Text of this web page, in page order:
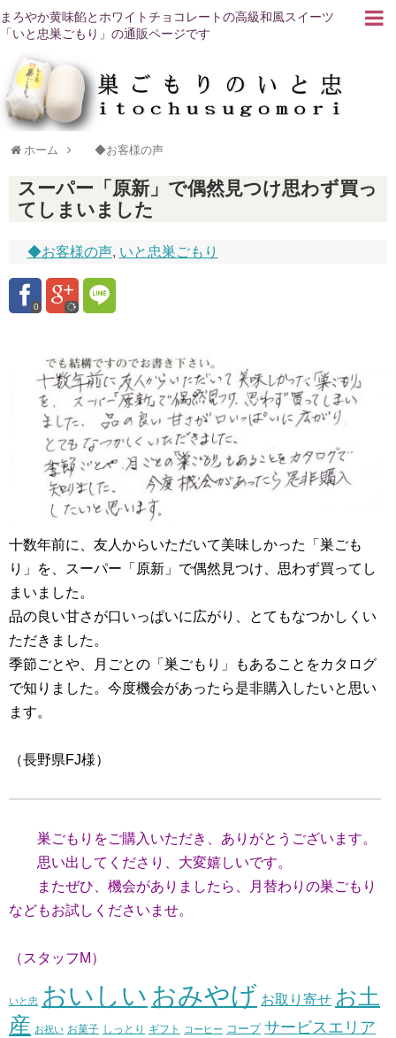
まろやか黄味餡とホワイトチョコレートの高級和風スイーツ
「いと忠巣ごもり」の通販ページです
ホーム ◆お客様の声
スーパー「原新」で偶然見つけ思わず買っ
てしまいました
◆お客様の声, いと忠巣ごもり
0
十数年前に、友人からいただいて美味しかった「巣ごも
り」を、スーパー「原新」で偶然見つけ、思わず買ってし
まいました。
品の良い甘さが口いっぱいに広がり、とてもなつかしくい
ただきました。
季節ごとや、月ごとの「巣ごもり」もあることをカタログ
で知りました。今度機会があったら是非購入したいと思い
ます。
（長野県FJ様）
巣ごもりをご購入いただき、ありがとうございます。
思い出してくださり、大変嬉しいです。
またぜひ、機会がありましたら、月替わりの巣ごもり
などもお試しくださいませ。
（スタッフM）
いと忠 おいしい おみやげ お取り寄せ お土
産 お祝い お菓子 しっとり ギフト コーヒー コープ サービスエリア